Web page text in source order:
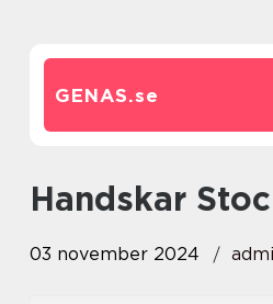
GENAS.se
Handskar
03 november 2024